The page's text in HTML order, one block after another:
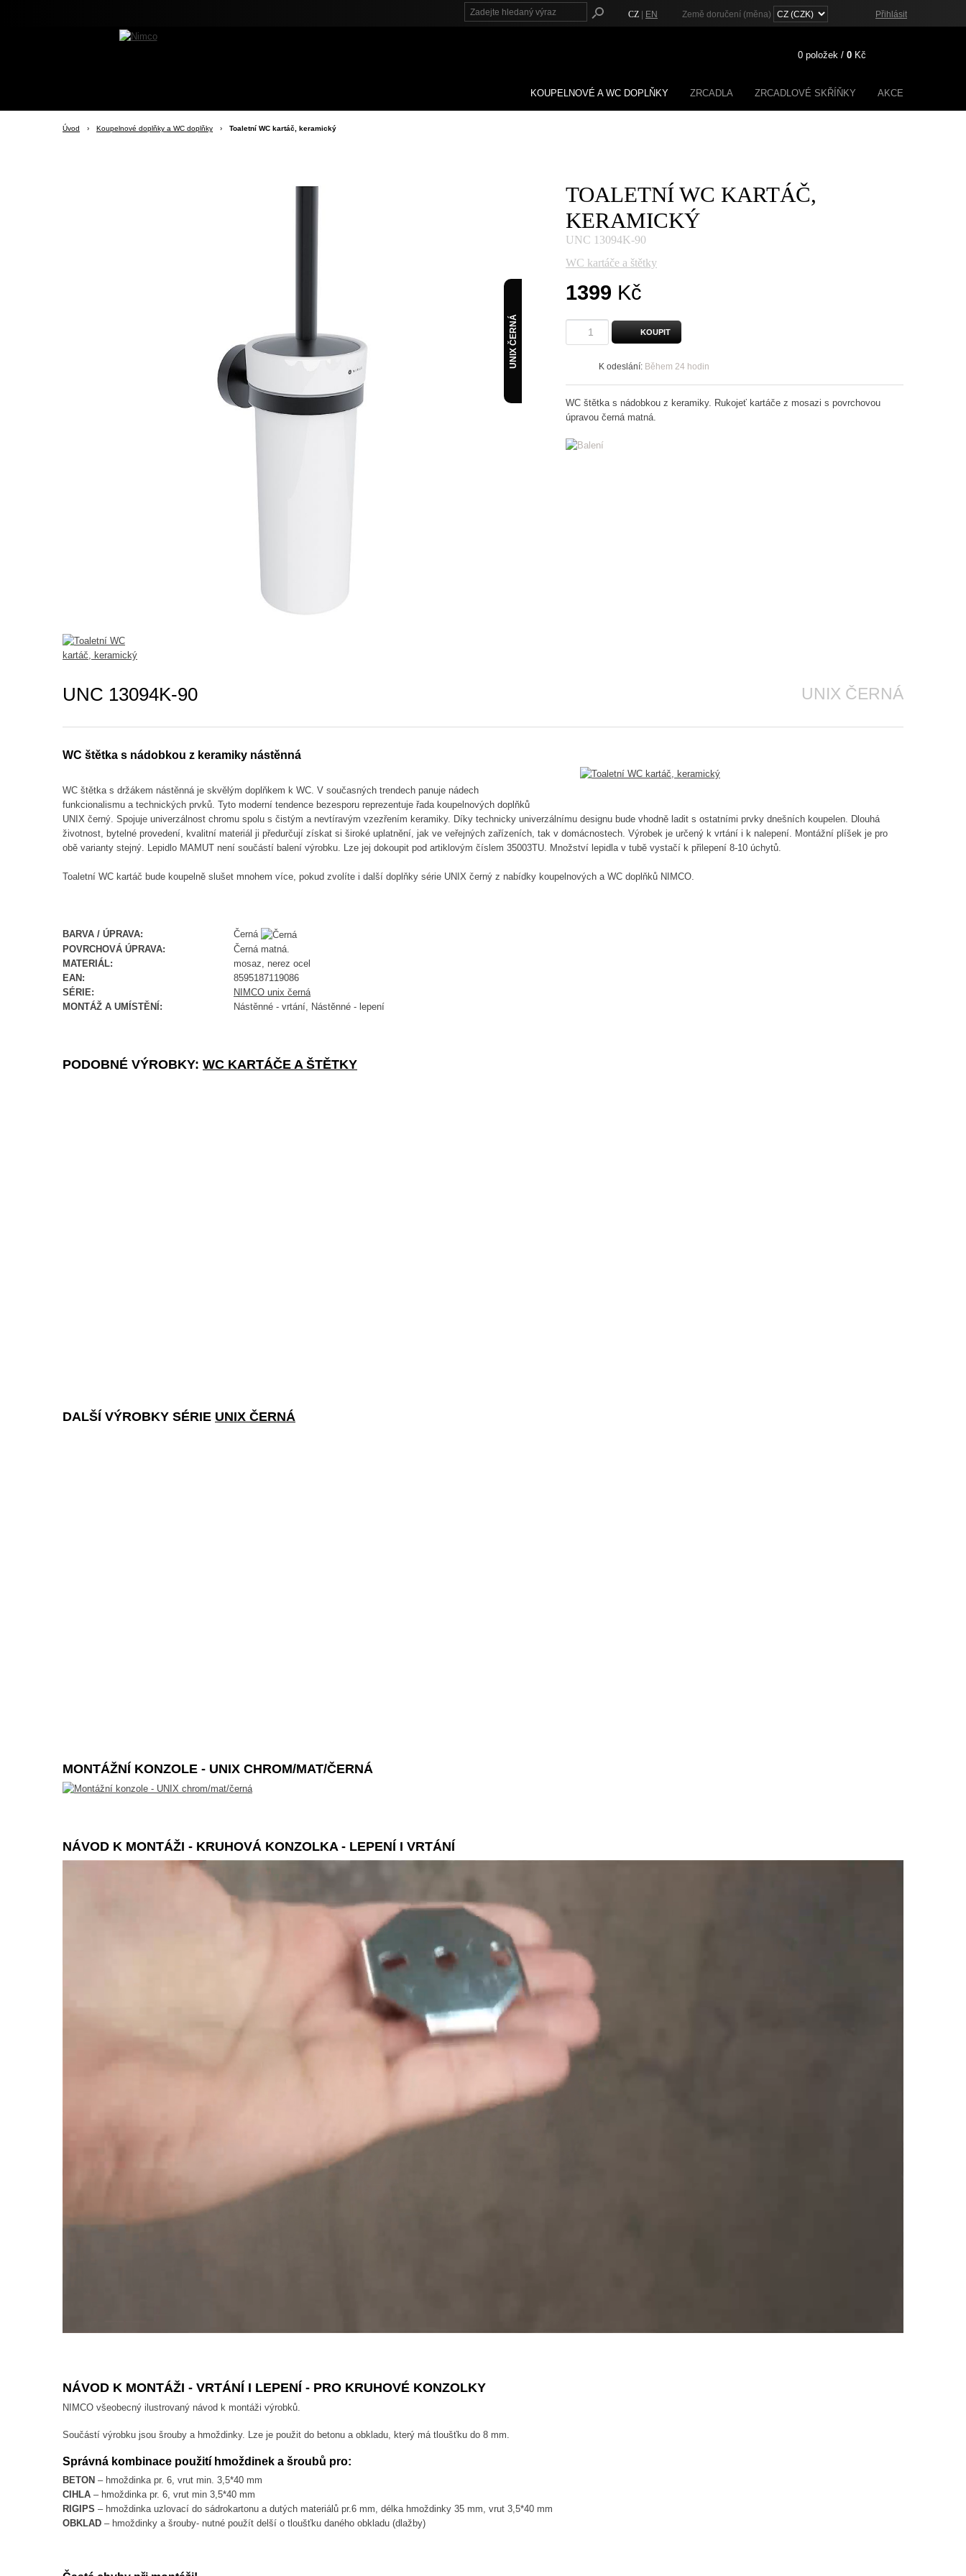
0položek / 0Kč
Úvod › Koupelnové doplňky a WC doplňky › Toaletní WC kartáč, keramický
TOALETNÍ WC KARTÁČ,
KERAMICKÝ
UNC 13094K-90
WC kartáče a štětky
UNIX ČERNÁ
1399 Kč
KOUPIT
K odeslání: Během 24 hodin
WC štětka s nádobkou z keramiky. Rukojeť kartáče z mosazi s povrchovou
úpravou černá matná.
UNIX ČERNÁ
UNC 13094K-90
WC štětka s nádobkou z keramiky nástěnná
WC štětka s držákem nástěnná je skvělým doplňkem k WC. V současných trendech panuje nádech
funkcionalismu a technických prvků. Tyto moderní tendence bezesporu reprezentuje řada koupelnových doplňků
UNIX černý. Spojuje univerzálnost chromu spolu s čistým a nevtíravým vzezřením keramiky. Díky technicky univerzálnímu designu bude vhodně ladit s ostatními prvky dnešních koupelen. Dlouhá
životnost, bytelné provedení, kvalitní materiál ji předurčují získat si široké uplatnění, jak ve veřejných zařízeních, tak v domácnostech. Výrobek je určený k vrtání i k nalepení. Montážní plíšek je pro
obě varianty stejný. Lepidlo MAMUT není součástí balení výrobku. Lze jej dokoupit pod artiklovým číslem 35003TU. Množství lepidla v tubě vystačí k přilepení 8-10 úchytů.
Toaletní WC kartáč bude koupelně slušet mnohem více, pokud zvolíte i další doplňky série UNIX černý z nabídky koupelnových a WC doplňků NIMCO.
BARVA / ÚPRAVA:
Černá
POVRCHOVÁ ÚPRAVA:
Černá matná.
MATERIÁL:
mosaz, nerez ocel
EAN:
8595187119086
SÉRIE:
NIMCO unix černá
MONTÁŽ A UMÍSTĚNÍ:
Nástěnné - vrtání, Nástěnné - lepení
PODOBNÉ VÝROBKY: WC KARTÁČE A ŠTĚTKY
DALŠÍ VÝROBKY SÉRIE UNIX ČERNÁ
MONTÁŽNÍ KONZOLE - UNIX CHROM/MAT/ČERNÁ
NÁVOD K MONTÁŽI - KRUHOVÁ KONZOLKA - LEPENÍ I VRTÁNÍ
NÁVOD K MONTÁŽI - VRTÁNÍ I LEPENÍ - PRO KRUHOVÉ KONZOLKY
NIMCO všeobecný ilustrovaný návod k montáži výrobků.
Součástí výrobku jsou šrouby a hmoždinky. Lze je použit do betonu a obkladu, který má tloušťku do 8 mm.
Správná kombinace použití hmoždinek a šroubů pro:
BETON – hmoždinka pr. 6, vrut min. 3,5*40 mm
CIHLA – hmoždinka pr. 6, vrut min 3,5*40 mm
RIGIPS – hmoždinka uzlovací do sádrokartonu a dutých materiálů pr.6 mm, délka hmoždinky 35 mm, vrut 3,5*40 mm
OBKLAD – hmoždinky a šrouby- nutné použít delší o tloušťku daného obkladu (dlažby)
Přihlásit
CZ | EN Země doručení (měna)
KOUPELNOVÉ A WC DOPLŇKY ZRCADLA ZRCADLOVÉ SKŘÍŇKY AKCE